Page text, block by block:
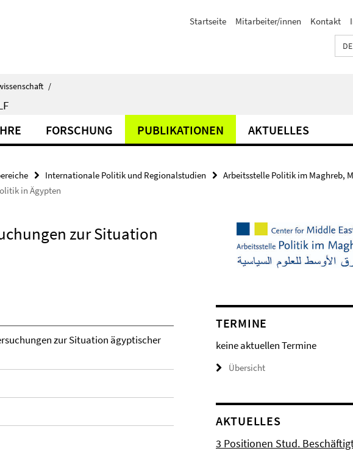
Startseite Mitarbeiter/innen Kontakt
DE
/
FORSCHUNG PUBLIKATIONEN AKTUELLES
Internationale Politik und Regionalstudien Arbeitsstelle Politik im Maghreb,
in Ägypten
zur Situation
zur Situation ägyptischer
TERMINE
keine aktuellen Termine
Übersicht
AKTUELLES
3 Positionen Stud.